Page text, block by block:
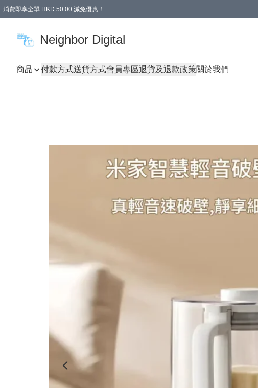
消費即享全單 HKD 50.00 減免優惠！
Neighbor Digital
商品 付款方式送貨方式會員專區退貨及退款政策關於我們